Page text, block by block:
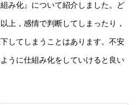
み化』について紹介しました。ど
上，感情で判断してしまったり，
してしまうことはあります。不安
うに仕組み化をしていけると良い